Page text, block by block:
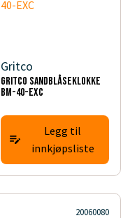
Gritco
Gritco sandblåseklokke
BM-40-EXC
Legg til
innkjøpsliste
20060080